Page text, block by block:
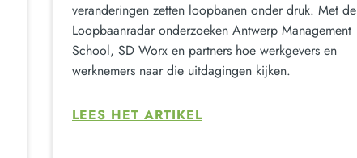
veranderingen zetten loopbanen onder druk. Met de
Loopbaanradar onderzoeken Antwerp Management
School, SD Worx en partners hoe werkgevers en
werknemers naar die uitdagingen kijken.
LEES HET ARTIKEL